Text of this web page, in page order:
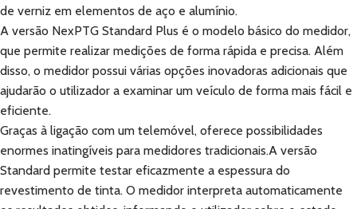
de verniz em elementos de aço e alumínio.
A versão NexPTG Standard Plus é o modelo básico do medidor,
que permite realizar medições de forma rápida e precisa. Além
disso, o medidor possui várias opções inovadoras adicionais que
ajudarão o utilizador a examinar um veículo de forma mais fácil e
eficiente.
Graças à ligação com um telemóvel, oferece possibilidades
enormes inatingíveis para medidores tradicionais.A versão
Standard permite testar eficazmente a espessura do
revestimento de tinta. O medidor interpreta automaticamente